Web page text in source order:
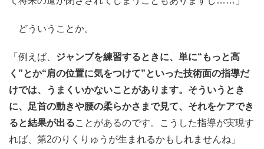
どういうことか。
「例えば、 ジャンプを練習するときに、単に“もっと高
く”とか“肩の位置に気をつけて”といった技術面の指導だ
けでは、うまくいかないことがあります。そういうとき
に、足首の動きや腰の柔らかさまで見て、それをケアでき
ると結果が出ることがあるのです。こうした指導が実現す
れば、第2のりくりゅうが生まれるかもしれませんね」